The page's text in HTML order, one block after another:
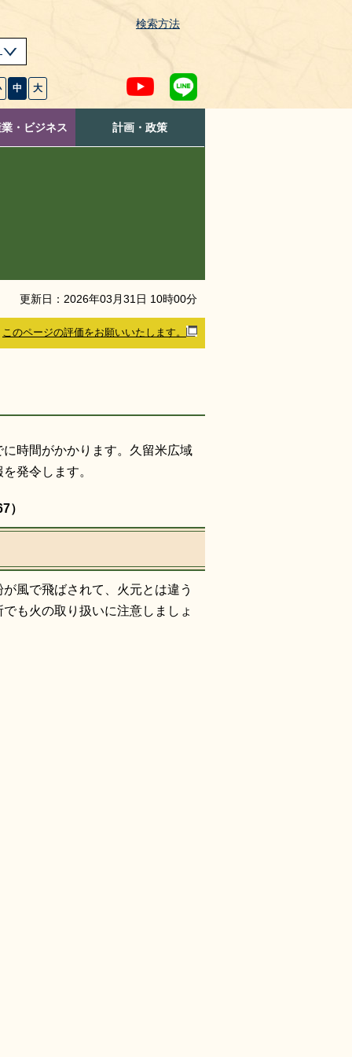
検索方法
中 大
・ビジネス 計画・政策
更新日： 2026年03 月31 日 10時00分
このページの評価をお願いいたします。
時間がかかります。久留米広域
発令します。
）
風で飛ばされて、火元とは違う
も火の取り扱いに注意しましょ